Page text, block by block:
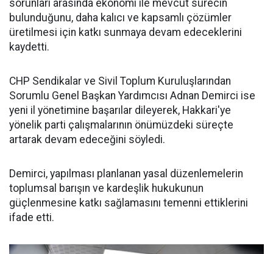
sorunları arasında ekonomi ile mevcut sürecin
bulunduğunu, daha kalıcı ve kapsamlı çözümler
üretilmesi için katkı sunmaya devam edeceklerini
kaydetti.
CHP Sendikalar ve Sivil Toplum Kuruluşlarından
Sorumlu Genel Başkan Yardımcısı Adnan Demirci ise
yeni il yönetimine başarılar dileyerek, Hakkari'ye
yönelik parti çalışmalarının önümüzdeki süreçte
artarak devam edeceğini söyledi.
Demirci, yapılması planlanan yasal düzenlemelerin
toplumsal barışın ve kardeşlik hukukunun
güçlenmesine katkı sağlamasını temenni ettiklerini
ifade etti.